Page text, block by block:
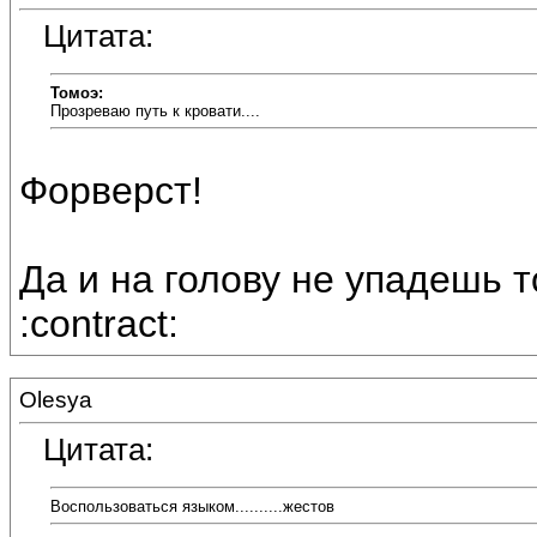
Цитата:
Томоэ:
Прозреваю путь к кровати....
Форверст!
Да и на голову не упадешь
:contract:
Olesya
Цитата:
Воспользоваться языком..........жестов